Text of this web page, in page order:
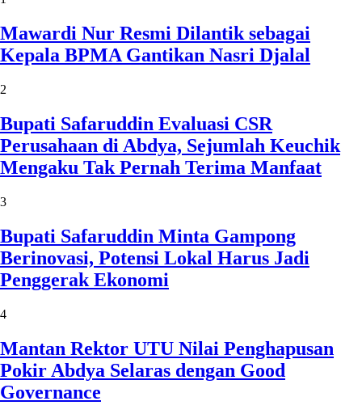
Mawardi Nur Resmi Dilantik sebagai
Kepala BPMA Gantikan Nasri Djalal
2
Bupati Safaruddin Evaluasi CSR
Perusahaan di Abdya, Sejumlah Keuchik
Mengaku Tak Pernah Terima Manfaat
3
Bupati Safaruddin Minta Gampong
Berinovasi, Potensi Lokal Harus Jadi
Penggerak Ekonomi
4
Mantan Rektor UTU Nilai Penghapusan
Pokir Abdya Selaras dengan Good
Governance